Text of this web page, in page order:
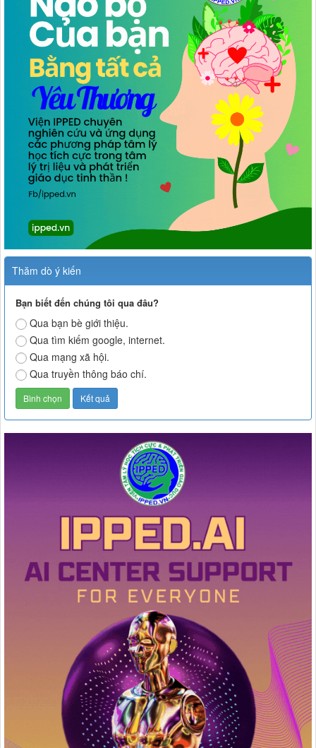
Thăm dò ý kiến
Bạn biết đến chúng tôi qua đâu?
Qua bạn bè giới thiệu.
Qua tìm kiếm google, internet.
Qua mạng xã hội.
Qua truyền thông báo chí.